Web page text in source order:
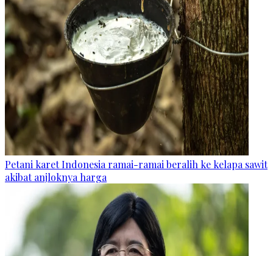
Petani karet Indonesia ramai-ramai beralih ke kelapa sawit
akibat anjloknya harga